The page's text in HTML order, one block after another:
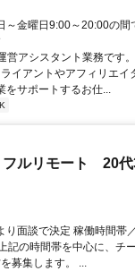
～金曜日9:00～20:00の
営アシスタント業務です
イアントやアフィリエイ
サポートするお仕...
ルリモート 20代
り面談で決定 稼働時間
記の時間帯を中心に、チ
募集します。 ...